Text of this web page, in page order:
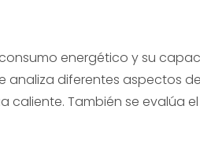
energético y su
diferentes aspectos
caliente. También se evalúa